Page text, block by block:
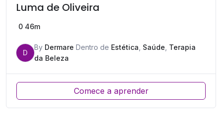
Luma de Oliveira
0 46m
D
By Dermare Dentro de Estética Saúde Terapia
da Beleza
Comece a aprender